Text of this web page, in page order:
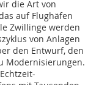
die Art von
auf Flughäfen
Zwillinge werden
von Anlagen
den Entwurf, den
Modernisierungen.